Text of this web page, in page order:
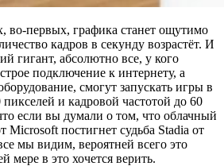
во-первых, графика станет ощутимо
кадров в секунду возрастёт. И
гигант, абсолютно все, у кого
подключение к интернету, а
смогут запускать игры в
и кадровой частотой до 60
если вы думали о том, что облачный
Microsoft постигнет судьба Stadia от
мы видим, вероятней всего это
мере в это хочется верить.